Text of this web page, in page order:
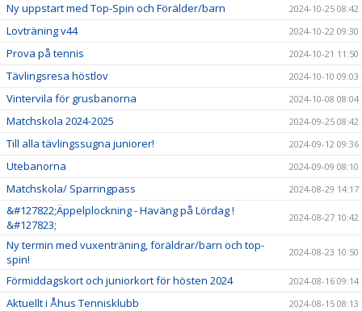
Ny uppstart med Top-Spin och Förälder/barn 2024-10-25 08:42
Lovträning v44 2024-10-22 09:30
Prova på tennis 2024-10-21 11:50
Tävlingsresa höstlov 2024-10-10 09:03
Vintervila för grusbanorna 2024-10-08 08:04
Matchskola 2024-2025 2024-09-25 08:42
Till alla tävlingssugna juniorer! 2024-09-12 09:36
Utebanorna 2024-09-09 08:10
Matchskola/ Sparringpass 2024-08-29 14:17
&#127822;Äppelplockning - Haväng på Lördag !
&#127823;
2024-08-27 10:42
Ny termin med vuxenträning, föräldrar/barn och top-
spin!
2024-08-23 10:50
Förmiddagskort och juniorkort för hösten 2024 2024-08-16 09:14
Aktuellt i Åhus Tennisklubb 2024-08-15 08:13